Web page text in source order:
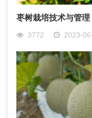
枣树栽培技术与管
3772 2023-